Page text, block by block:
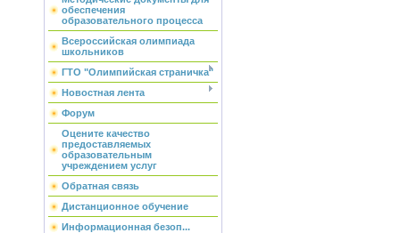
обеспечения
образовательного процесса
Всероссийская олимпиада
школьников
ГТО "Олимпийская страничка"
Новостная лента
Форум
Оцените качество
предоставляемых
образовательным
учреждением услуг
Обратная связь
Дистанционное обучение
Информационная безоп...